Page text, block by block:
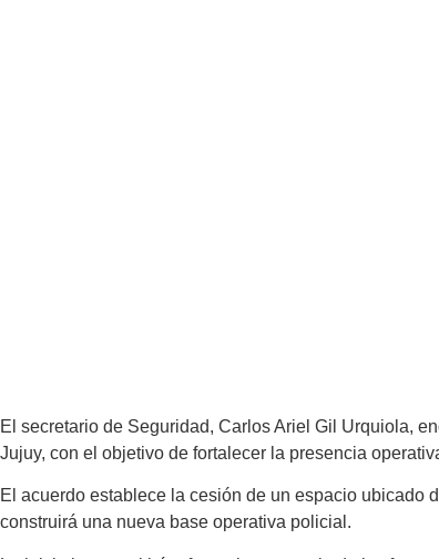
El secretario de Seguridad, Carlos Ariel Gil Urquiola,
Jujuy, con el objetivo de fortalecer la presencia
El acuerdo establece la cesión de un espacio ubicado
construirá una nueva base operativa policial.